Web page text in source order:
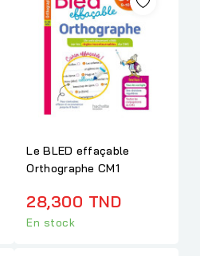
Le BLED effaçable
Orthographe CM1
28,300 TND
En stock